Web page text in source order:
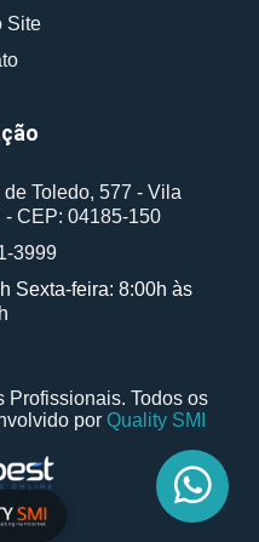
Site
Toledo, 577 - Vila
- CEP: 04185-150
3999
Sexta-feira: 8:00h às
Todos os
por Quality SMI